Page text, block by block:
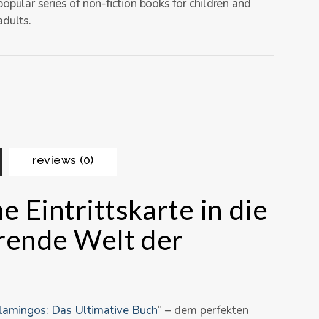
series of non-fiction books for children and
reviews (0)
Eintrittskarte in die
Welt der
Das Ultimative Buch“ – dem perfekten